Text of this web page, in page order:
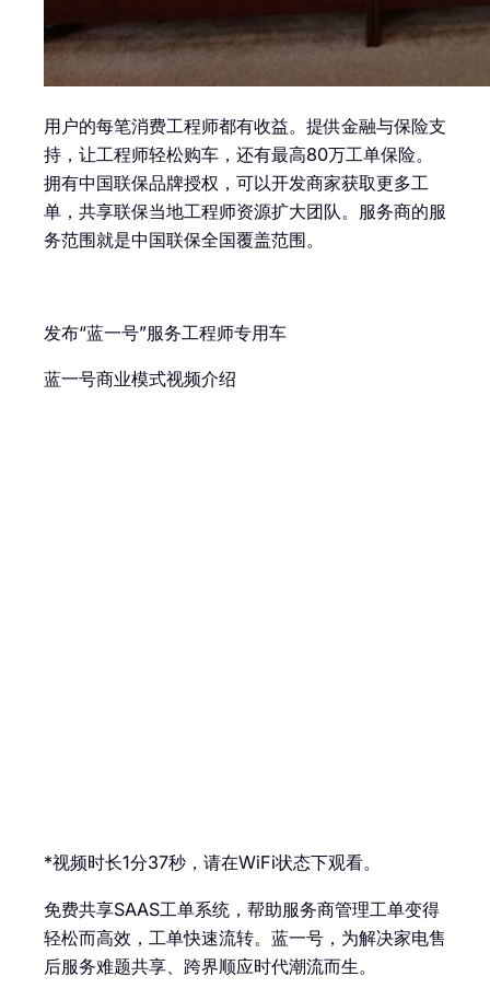
用户的每笔消费工程师都有收益。提供金融与保险支
持，让工程师轻松购车，还有最高80万工单保险。
拥有中国联保品牌授权，可以开发商家获取更多工
单，共享联保当地工程师资源扩大团队。服务商的服
务范围就是中国联保全国覆盖范围。
发布“蓝一号”服务工程师专用车
蓝一号商业模式视频介绍
*视频时长1分37秒，请在WiFi状态下观看。
免费共享SAAS工单系统，帮助服务商管理工单变得
轻松而高效，工单快速流转。蓝一号，为解决家电售
后服务难题共享、跨界顺应时代潮流而生。